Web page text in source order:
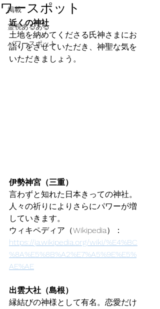
掲載
霊視あるある
パワースポット
ワースポット
近くの神社
土地を納めてくださる氏神さまにお
詣りをさせていただき、神聖な気を
いただきましょう。
伊勢神宮（三重）
言わずと知れた日本きっての神社。
人々の祈りによりさらにパワーが増
していきます。
ウィキペディア（Wikipedia）：
https://ja.wikipedia.org/wiki/%E4%BC
%8A%E5%8B%A2%E7%A5%9E%E5%
AE%AE
出雲大社（島根）
縁結びの神様として有名。恋愛だけ